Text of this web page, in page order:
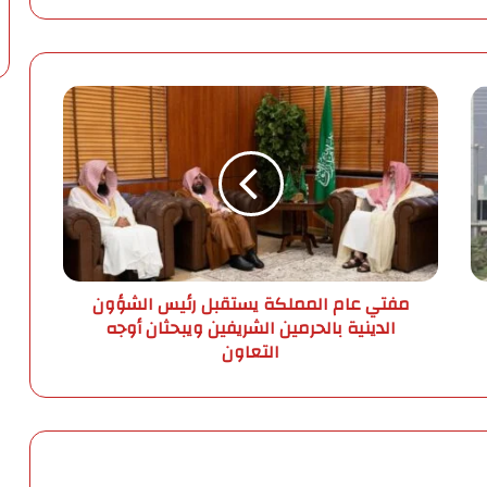
م
ف
ت
ي
ع
ا
ل
ة
مفتي عام المملكة يستقبل رئيس الشؤون
الدينية بالحرمين الشريفين ويبحثان أوجه
التعاون